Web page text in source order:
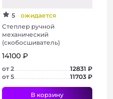
5
ожидается
Степлер ручной
механический
(скобосшиватель)
14100 ₽
от 2
12831 ₽
от 5
11703 ₽
В корзину